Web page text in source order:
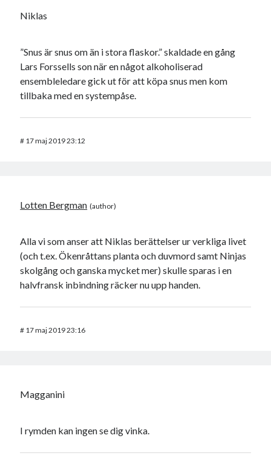
Niklas
”Snus är snus om än i stora flaskor.” skaldade en gång
Lars Forssells son när en något alkoholiserad
ensembleledare gick ut för att köpa snus men kom
tillbaka med en systempåse.
# 17 maj 2019 23:12
Lotten Bergman
Alla vi som anser att Niklas berättelser ur verkliga livet
(och t.ex. Ökenråttans planta och duvmord samt Ninjas
skolgång och ganska mycket mer) skulle sparas i en
halvfransk inbindning räcker nu upp handen.
# 17 maj 2019 23:16
Magganini
I rymden kan ingen se dig vinka.